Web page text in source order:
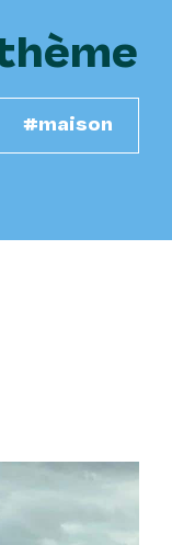
#maison